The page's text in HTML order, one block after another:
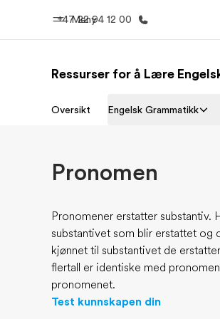
Meny
+47 22 94 12 00
Hjem
Ressurser for å Lære
Oversikt Engelsk Grammatikk
Pronomen
Pronomener erstatter
substantivet som blir erstattet og
kjønnet til substantivet de
flertall er identiske med
pronomenet.
Test kunnskapen din